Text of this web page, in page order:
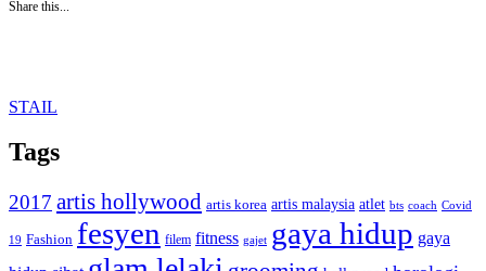
Share this...
STAIL
Tags
2017 artis hollywood artis korea artis malaysia atlet bts coach Covid
19 Fashion fesyen filem fitness gajet gaya hidup gaya